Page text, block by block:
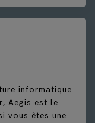
informatique
Aegis est le
vous êtes une